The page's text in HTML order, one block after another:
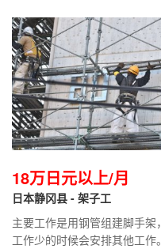
18万日元以上/月
日本静冈县 - 架子工
主要工作是用钢管组建脚手架，
工作少的时候会安排其他工作。